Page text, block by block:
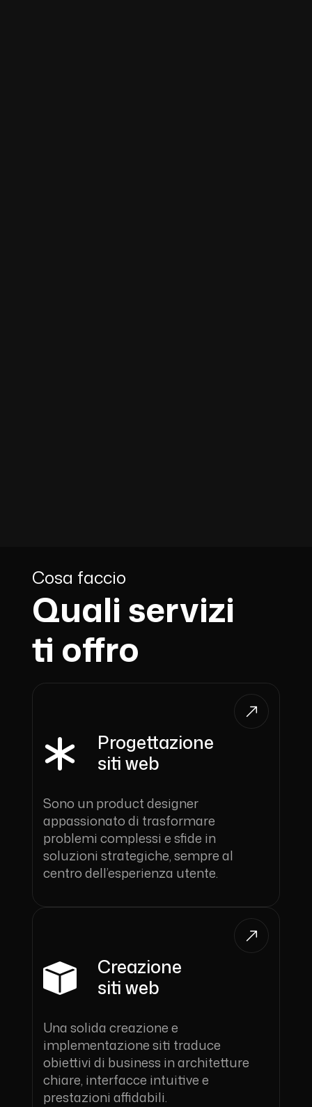
Cosa faccio
Quali servizi
ti offro
Progettazione
siti web
Sono un product designer
appassionato di trasformare
problemi complessi e sfide in
soluzioni strategiche, sempre al
centro dell’esperienza utente.
Creazione
siti web
Una solida creazione e
implementazione siti traduce
obiettivi di business in architetture
chiare, interfacce intuitive e
prestazioni affidabili.